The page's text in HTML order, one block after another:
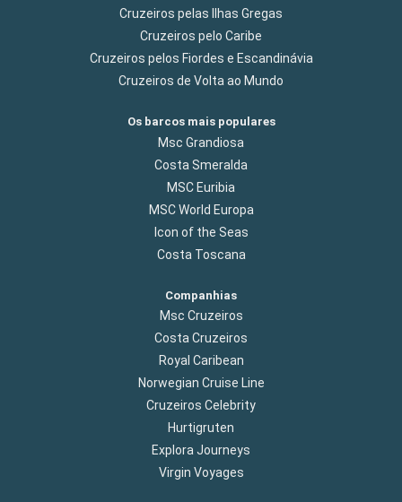
Cruzeiros pelas Ilhas Gregas
Cruzeiros pelo Caribe
Cruzeiros pelos Fiordes e Escandinávia
Cruzeiros de Volta ao Mundo
Os barcos mais populares
Msc Grandiosa
Costa Smeralda
MSC Euribia
MSC World Europa
Icon of the Seas
Costa Toscana
Companhias
Msc Cruzeiros
Costa Cruzeiros
Royal Caribean
Norwegian Cruise Line
Cruzeiros Celebrity
Hurtigruten
Explora Journeys
Virgin Voyages